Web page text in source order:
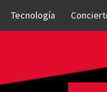
Tecnología